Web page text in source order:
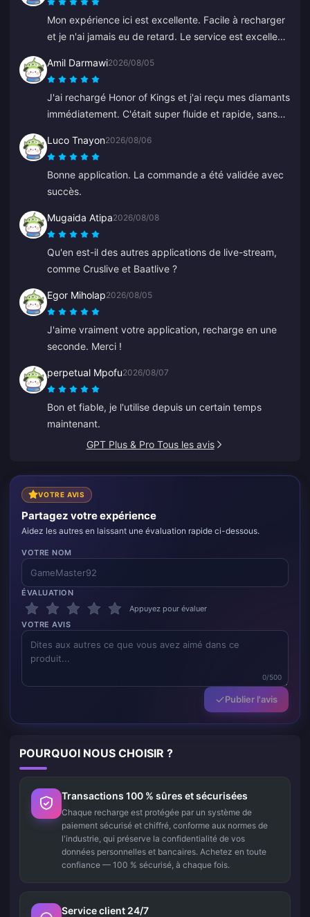
Mon expérience ici est excellente. Facile à recharger
et je n'ai jamais eu de retard. Le service est excellent.
Amil Darmawi2026/08/05
J'ai rechargé Honor of Kings et j'ai reçu mes diamants
immédiatement. C'était super fluide et rapide, sans
Luco Tnayon2026/08/06
Bonne application. La commande a été validée avec
succès.
Mugaida Atipa2026/08/08
Qu'en est-il des autres applications de live-stream,
comme Cruslive et Baatlive ?
Egor Miholap2026/08/05
J'aime vraiment votre application, recharge en une
seconde. Merci !
perpetual Mpofu2026/08/07
Bon et fiable, je l'utilise depuis un certain temps
maintenant.
GPT Plus & Pro Tous les avis
VOTRE AVIS
Partagez votre expérience
Aidez les autres en laissant une évaluation rapide ci-dessous.
VOTRE NOM
ÉVALUATION
Appuyez pour évaluer
VOTRE AVIS
0/500
Publier l'avis
POURQUOI NOUS CHOISIR ?
Transactions 100 % sûres et sécurisées
Chaque recharge est protégée par un système de
paiement sécurisé et chiffré, conforme aux normes de
l'industrie, qui préserve la confidentialité de vos
données personnelles et bancaires. Achetez en toute
confiance — 100 % sécurisé, à chaque fois.
Service client 24/7